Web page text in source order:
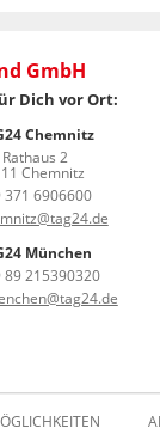
GmbH
Dich vor Ort:
Chemnitz
2
Chemnitz
371 6906600
München
89 215390320